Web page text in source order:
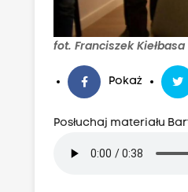
fot. Franciszek Kiełbasa
Pokaż
Posłuchaj materiału